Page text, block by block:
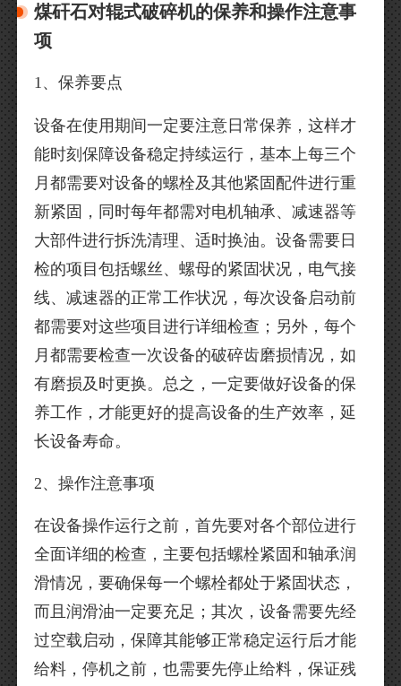
煤矸石对辊式破碎机的保养和操作注意事
项
1、保养要点
设备在使用期间一定要注意日常保养，这样才
能时刻保障设备稳定持续运行，基本上每三个
月都需要对设备的螺栓及其他紧固配件进行重
新紧固，同时每年都需对电机轴承、减速器等
大部件进行拆洗清理、适时换油。设备需要日
检的项目包括螺丝、螺母的紧固状况，电气接
线、减速器的正常工作状况，每次设备启动前
都需要对这些项目进行详细检查；另外，每个
月都需要检查一次设备的破碎齿磨损情况，如
有磨损及时更换。总之，一定要做好设备的保
养工作，才能更好的提高设备的生产效率，延
长设备寿命。
2、操作注意事项
在设备操作运行之前，首先要对各个部位进行
全面详细的检查，主要包括螺栓紧固和轴承润
滑情况，要确保每一个螺栓都处于紧固状态，
而且润滑油一定要充足；其次，设备需要先经
过空载启动，保障其能够正常稳定运行后才能
给料，停机之前，也需要先停止给料，保证残